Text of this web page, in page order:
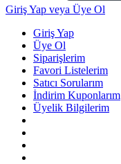
Giriş Yap veya Üye Ol
Giriş Yap
Üye Ol
Siparişlerim
Favori Listelerim
Satıcı Sorularım
İndirim Kuponlarım
Üyelik Bilgilerim